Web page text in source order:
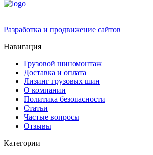
Разработка и продвижение сайтов
Навигация
Грузовой шиномонтаж
Доставка и оплата
Лизинг грузовых шин
О компании
Политика безопасности
Статьи
Частые вопросы
Отзывы
Категории